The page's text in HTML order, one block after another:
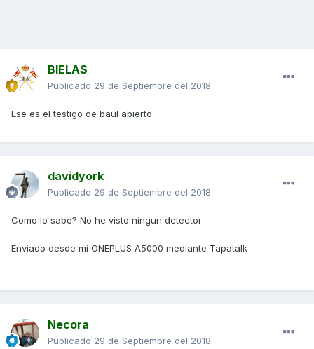
BIELAS
Publicado 29 de Septiembre del 2018
Ese es el testigo de baul abierto
davidyork
Publicado 29 de Septiembre del 2018
Como lo sabe? No he visto ningun detector
Enviado desde mi ONEPLUS A5000 mediante Tapatalk
Necora
Publicado 29 de Septiembre del 2018